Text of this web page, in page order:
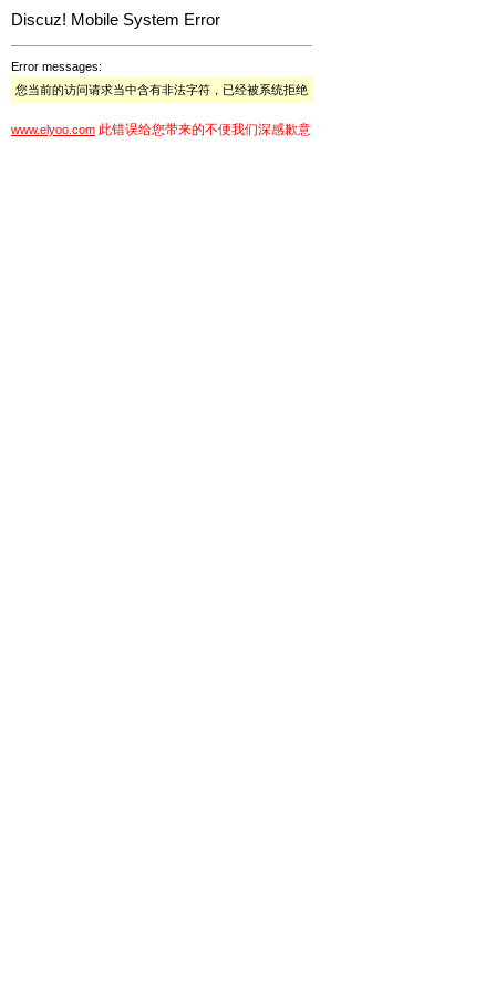
Discuz! Mobile System Error
Error messages:
您当前的访问请求当中含有非法字符，已经被系统拒绝
www.elyoo.com 此错误给您带来的不便我们深感歉意